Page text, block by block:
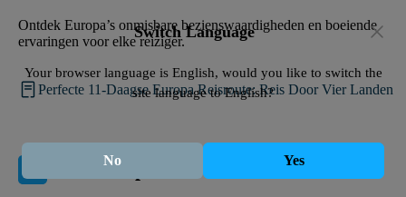
Ontdek Europa’s onmisbare bezienswaardigheden en boeiende
ervaringen voor elke reiziger.
Perfecte 11-Daagse Europa Reisroute: Reis Door Vier Landen
Recente Updates
Switch Language
Your browser language is English, would you like to switch the
site language to English?
No Yes